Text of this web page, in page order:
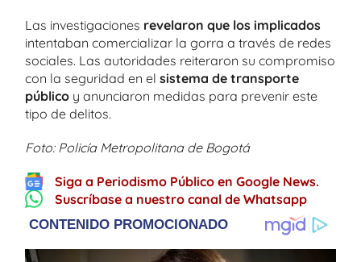
Las investigaciones revelaron que los implicados
intentaban comercializar la gorra a través de redes
sociales. Las autoridades reiteraron su compromiso
con la seguridad en el sistema de transporte
público y anunciaron medidas para prevenir este
tipo de delitos.
Foto: Policía Metropolitana de Bogotá
Siga a Periodismo Público en Google News.
Suscríbase a nuestro canal de Whatsapp